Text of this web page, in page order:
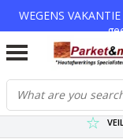
WEGENS